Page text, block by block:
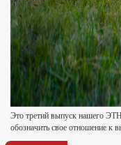
Это третий выпуск нашего
обозначить свое отношение к